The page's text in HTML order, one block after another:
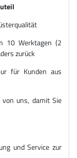
10 Werktagen (2
zurück
für Kunden aus
uns, damit Sie
und Service zur